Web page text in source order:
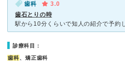
歯科
3.0
歯石とりの時
診療科目：
歯科、矯正歯科